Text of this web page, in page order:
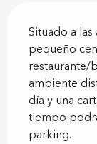
Situado a
pequeño
restaurante/
ambiente
día y una
tiempo
parking.